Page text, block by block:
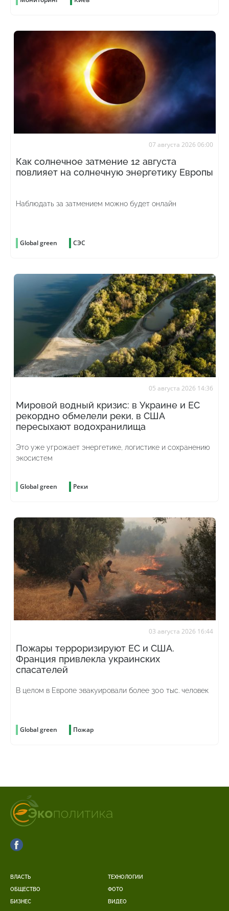
07 августа 2026 06:00
Как солнечное затмение 12 августа
повлияет на солнечную энергетику Европы
Наблюдать за затмением можно будет онлайн
Global green СЭС
05 августа 2026 14:36
Мировой водный кризис: в Украине и ЕС
рекордно обмелели реки, в США
пересыхают водохранилища
Это уже угрожает энергетике, логистике и сохранению
экосистем
Global green Реки
03 августа 2026 16:44
Пожары терроризируют ЕС и США.
Франция привлекла украинских
спасателей
В целом в Европе эвакуировали более 300 тыс. человек
Global green Пожар
ВЛАСТЬ
ОБЩЕСТВО
БИЗНЕС
ТЕХНОЛОГИИ
ФОТО
ВИДЕО